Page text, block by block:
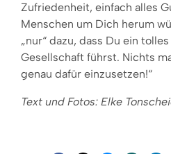
Zufriedenheit, einfach alles
Menschen um Dich herum
„nur“ dazu, dass Du ein
Gesellschaft führst. Nichts
genau dafür einzusetzen!“
Text und Fotos: Elke